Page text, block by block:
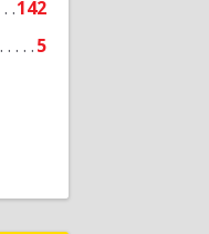
142
5